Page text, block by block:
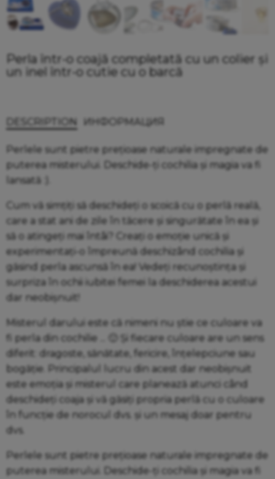
Perla într-o coajă completată cu un colier și
un inel într-o cutie cu o barcă
DESCRIPTION ИНФОРМАЦИЯ
Perlele sunt pietre prețioase naturale impregnate de
puterea misterului. Deschide-ți cochilia și magia va fi
lansată :).
Cum vă simțiți să deschideți o scoică cu o perlă reală,
care a stat ani de zile în tăcere și singurătate în ea și
să o atingeți mai întâi? Creați o emoție unică și
experimentați-o împreună deschizând cochilia și
găsind perla ascunsă în ea! Vedeți recunoștința și
surpriza în ochii iubitei femei la deschiderea acestui
dar neobișnuit!
Misterul darului este că nimeni nu știe ce culoare va
fi perla din cochilie ... 🙂 Și fiecare culoare are un sens
diferit: dragoste, sănătate, fericire, înțelepciune sau
bogăție. Principalul lucru din acest dar neobișnuit
este emoția și misterul care planează atunci când
deschideți coaja și vă găsiți propria perlă cu o culoare
în funcție de norocul dvs. și un mesaj doar pentru
dvs.
Perlele sunt pietre prețioase naturale impregnate de
puterea misterului. Deschide-ți cochilia și magia va fi